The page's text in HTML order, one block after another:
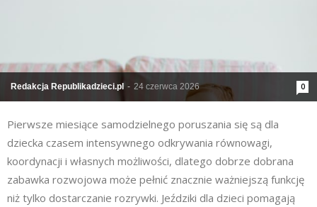
Redakcja Republikadzieci.pl - 24 czerwca 2026 0
Pierwsze miesiące samodzielnego poruszania się są dla
dziecka czasem intensywnego odkrywania równowagi,
koordynacji i własnych możliwości, dlatego dobrze dobrana
zabawka rozwojowa może pełnić znacznie ważniejszą funkcję
niż tylko dostarczanie rozrywki. Jeździki dla dzieci pomagają